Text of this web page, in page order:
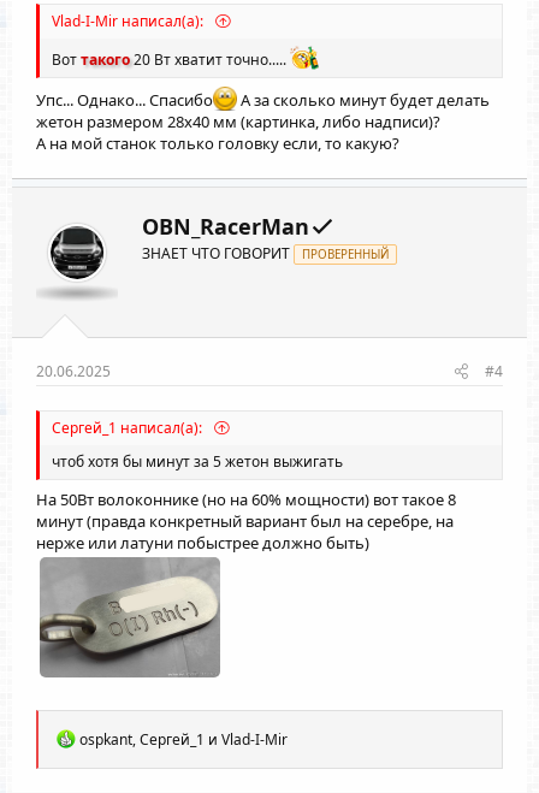
Vlad-I-Mir написал(а):
Воттакого20 Вт хватит точно.....
Упс... Однако... Спасибо
А за сколько минут будет делать
жетон размером 28х40 мм (картинка, либо надписи)?
А на мой станок только головку если, то какую?
OBN_RacerMan
ЗНАЕТ ЧТО ГОВОРИТ ПРОВЕРЕННЫЙ
20.06.2025 #4
Сергей_1 написал(а):
чтоб хотя бы минут за 5 жетон выжигать
На 50Вт волоконнике (но на 60% мощности) вот такое 8
минут (правда конкретный вариант был на серебре, на
нерже или латуни побыстрее должно быть)
Р
а
ospkant,Сергей_1 и Vlad-I-Mir